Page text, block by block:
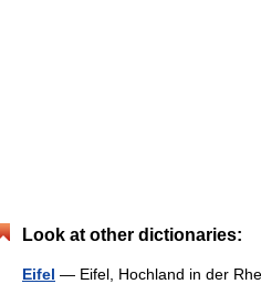
Look at other dictionaries:
Eifel — Eifel, Hochland in der